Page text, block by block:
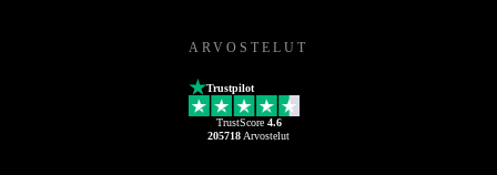
ARVOSTELUT
Trustpilot
TrustScore 4.6
205718 Arvostelut